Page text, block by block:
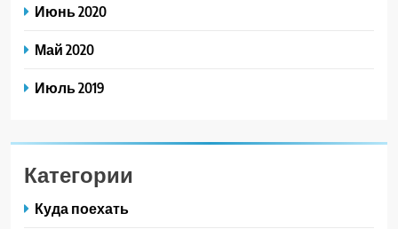
Июнь 2020
Май 2020
Июль 2019
Категории
Куда поехать